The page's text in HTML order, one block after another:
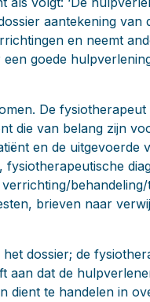
aantekening van
en neemt
goede
De
die van belang zijn
en de uitgevoerde
brieven naar
dossier; de
aan dat de
dient te handelen in